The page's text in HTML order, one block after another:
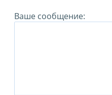
Ваше сообщение: